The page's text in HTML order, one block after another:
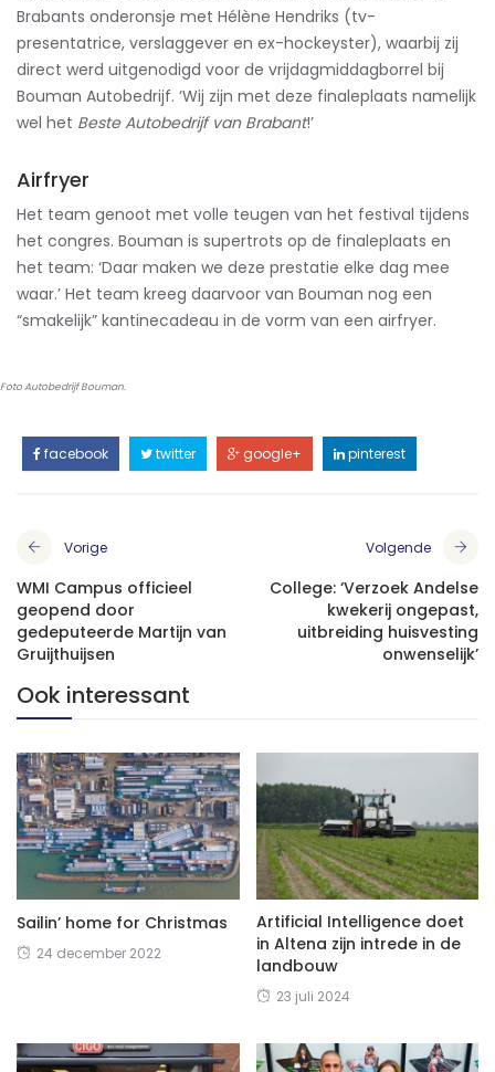
Brabants onderonsje met Hélène Hendriks (tv-
presentatrice, verslaggever en ex-hockeyster), waarbij zij
direct werd uitgenodigd voor de vrijdagmiddagborrel bij
Bouman Autobedrijf. ‘Wij zijn met deze finaleplaats namelijk
wel het Beste Autobedrijf van Brabant!’
Airfryer
Het team genoot met volle teugen van het festival tijdens
het congres. Bouman is supertrots op de finaleplaats en
het team: ‘Daar maken we deze prestatie elke dag mee
waar.’ Het team kreeg daarvoor van Bouman nog een
“smakelijk” kantinecadeau in de vorm van een airfryer.
Foto Autobedrijf Bouman.
facebook twitter google+ pinterest
Vorige
WMI Campus officieel
geopend door
gedeputeerde Martijn van
Gruijthuijsen
Volgende
College: ‘Verzoek Andelse
kwekerij ongepast,
uitbreiding huisvesting
onwenselijk’
Ook interessant
Sailin’ home for Christmas
24 december 2022
Artificial Intelligence doet
in Altena zijn intrede in de
landbouw
23 juli 2024